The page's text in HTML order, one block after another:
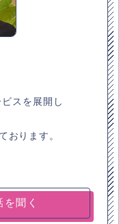
スを展開し
おります。